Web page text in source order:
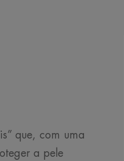
que, com uma
a pele